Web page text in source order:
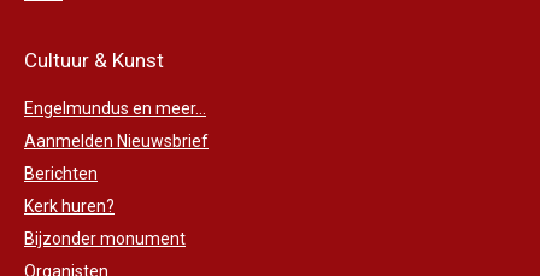
Cultuur & Kunst
Engelmundus en meer...
Aanmelden Nieuwsbrief
Berichten
Kerk huren?
Bijzonder monument
Organisten